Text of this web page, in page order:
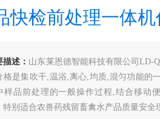
快检前处理一体机
描述： 山东莱恩德智能科技有限公司LD-
格是集吹干,温浴,离心,均质,混匀功能的
样品前处理的一般操作过程,结合移动
特别适合农兽药残留畜禽水产品质量安全